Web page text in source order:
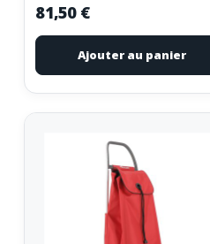
81,50 €
Ajouter au panier